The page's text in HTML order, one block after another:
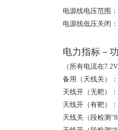
电源线电压范
电源线低压关
电力指标－
（所有电流在
备用（天线
天线开（无
天线开（有
天线关（段检测“